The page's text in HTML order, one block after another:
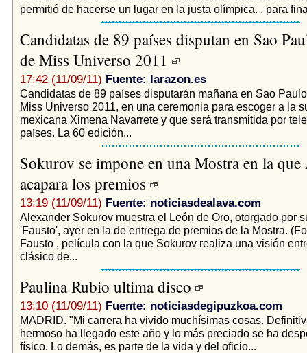
permitió de hacerse un lugar en la justa olímpica. , para
Candidatas de 89 países disputan en Sao
de Miss Universo 2011
17:42 (11/09/11) Fuente: larazon.es
Candidatas de 89 países disputarán mañana en Sao
Miss Universo 2011, en una ceremonia para escoger a la
mexicana Ximena Navarrete y que será transmitida por
países. La 60 edición...
Sokurov se impone en una Mostra en la que
acapara los premios
13:19 (11/09/11) Fuente: noticiasdealava.com
Alexander Sokurov muestra el León de Oro, otorgado por
'Fausto', ayer en la de entrega de premios de la Mostra.
Fausto , película con la que Sokurov realiza una visión
clásico de...
Paulina Rubio ultima disco
13:10 (11/09/11) Fuente: noticiasdegipuzkoa.com
MADRID. "Mi carrera ha vivido muchísimas cosas.
hermoso ha llegado este año y lo más preciado se ha
físico. Lo demás, es parte de la vida y del oficio...